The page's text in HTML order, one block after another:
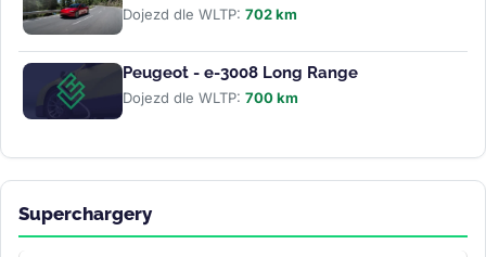
Dojezd dle WLTP: 702 km
Peugeot - e-3008 Long Range
Dojezd dle WLTP: 700 km
Superchargery